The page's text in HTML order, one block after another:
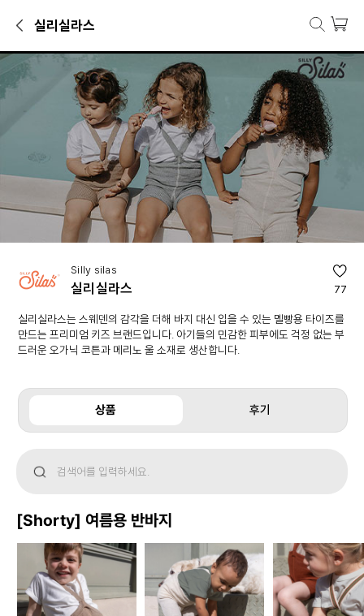
실리실라스
실리실라스 브랜드관
양말·니삭스, 타이즈·스타킹, 맨투맨·긴팔티 등 실리실라스 인기 상품을
브랜드 소개
실리실라스는 스웨덴의 감각을 더해 바지 대신 입을 수 있는 멜빵용 타
Silly silas
실리실라스 77
실리실라스는 스웨덴의 감각을 더해 바지 대신 입을 수 있는 멜빵용 타이즈를
만드는 프리미엄 키즈 브랜드입니다. 아기들의 민감한 피부에도 걱정 없는 부
드러운 오가닉 코튼과 메리노 울 소재로 생산합니다.
상품 후기
[Shorty] 여름용 반바지